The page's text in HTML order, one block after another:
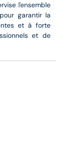
l'ensemble
garantir la
et à forte
et de